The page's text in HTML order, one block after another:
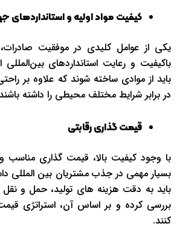
کیفیت مواد اولیه و استانداردهای
یکی از عوامل کلیدی در موفقیت صادرات،
باکیفیت و رعایت استانداردهای
باید از موادی ساخته شوند که علاوه بر
در برابر شرایط مختلف محیطی را داشته
قیمت‌ گذاری رقابتی
با وجود کیفیت بالا، قیمت‌ گذاری مناسب
بسیار مهمی در جذب مشتریان بین‌ المللی
باید به دقت هزینه‌ های تولید، حمل‌ و
بررسی کرده و بر اساس آن، استراتژی
کنند.